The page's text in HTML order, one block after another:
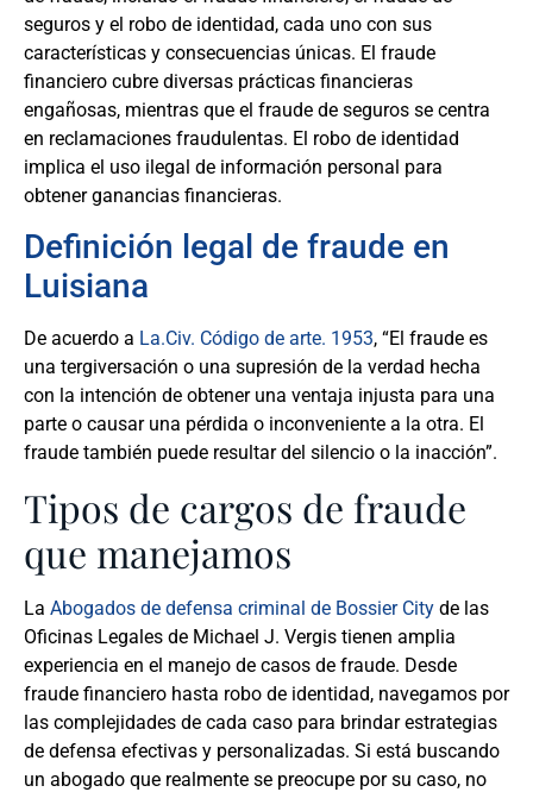
seguros y el robo de identidad, cada uno con sus
características y consecuencias únicas. El fraude
financiero cubre diversas prácticas financieras
engañosas, mientras que el fraude de seguros se centra
en reclamaciones fraudulentas. El robo de identidad
implica el uso ilegal de información personal para
obtener ganancias financieras.
Definición legal de fraude en
Luisiana
De acuerdo a La.Civ. Código de arte. 1953, “El fraude es
una tergiversación o una supresión de la verdad hecha
con la intención de obtener una ventaja injusta para una
parte o causar una pérdida o inconveniente a la otra. El
fraude también puede resultar del silencio o la inacción”.
Tipos de cargos de fraude
que manejamos
La Abogados de defensa criminal de Bossier City de las
Oficinas Legales de Michael J. Vergis tienen amplia
experiencia en el manejo de casos de fraude. Desde
fraude financiero hasta robo de identidad, navegamos por
las complejidades de cada caso para brindar estrategias
de defensa efectivas y personalizadas. Si está buscando
un abogado que realmente se preocupe por su caso, no